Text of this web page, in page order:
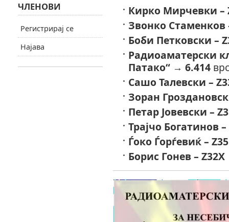
Кирко Мирчевки –
Звонко Стаменков
Боби Петковски –
Радиоаматерски
Патако“→ 6.414
Сашо Талевски –
Зоран
Петар Јовевски –
Трајчо Богатинов –
Ѓоко Ѓорѓевиќ –
Борис Гонев – Z32X
ЧЛЕНОВИ
Регистрирај се
Најава